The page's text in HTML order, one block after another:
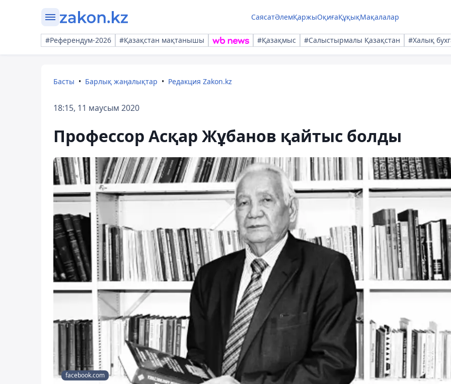
СаясатӘлемҚаржыОқиғаҚұқықМақалалар
#Референдум-2026 #Қазақстан мақтанышы #Қазақмыс #Салыстырмалы Қазақстан #Халық
Басты Барлық жаңалықтар Редакция Zakon.kz
18:15, 11 маусым 2020
Профессор Асқар Жұбанов қайтыс болды
facebook.com